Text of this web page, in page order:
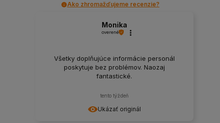
Ako zhromažďujeme recenzie?
Ukázať originál
Monika
overené
Všetky doplňujúce informácie personál
poskytuje bez problémov. Naozaj
fantastické.
tento týždeň